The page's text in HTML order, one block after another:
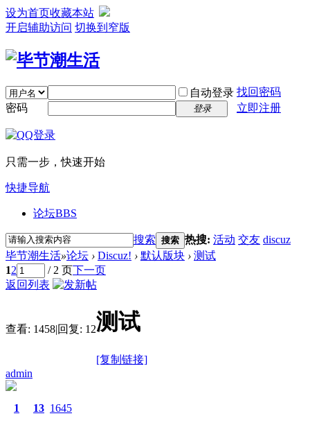
设为首页收藏本站
开启辅助访问 切换到窄版
自动登录 找回密码
密码
登录 立即注册
只需一步，快速开始
快捷导航
论坛BBS
搜索 搜索 热搜: 活动 交友 discuz
毕节潮生活»论坛 › Discuz! › 默认版块 › 测试
12 / 2 页下一页
返回列表
查看: 1458|回复: 12测试
[复制链接]
admin
1 13 1645